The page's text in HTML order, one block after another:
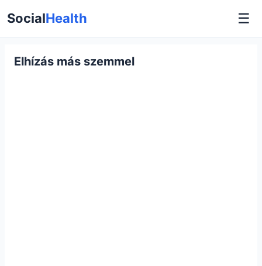
SocialHealth ☰
Elhízás más szemmel